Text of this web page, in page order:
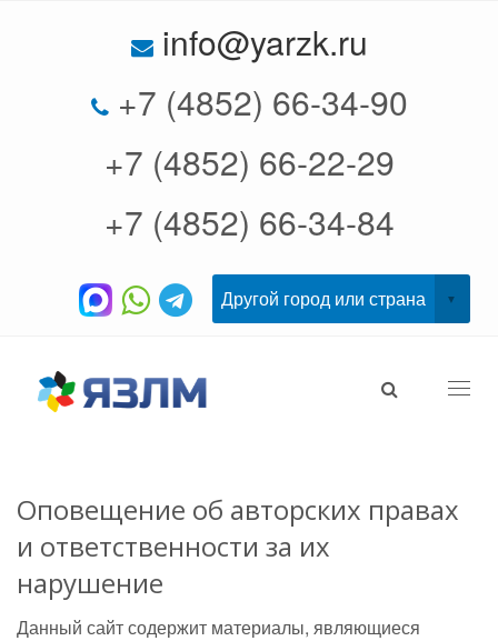
info@yarzk.ru
+7 (4852) 66-34-90
+7 (4852) 66-22-29
+7 (4852) 66-34-84
Оповещение об авторских правах
и ответственности за их
нарушение
Данный сайт содержит материалы, являющиеся